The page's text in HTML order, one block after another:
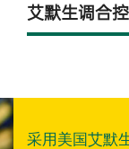
艾默生调合
采用美国艾默